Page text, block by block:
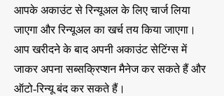
आपके अकाउंट से रिन्यूअल के लिए चार्ज लिया
जाएगा और रिन्यूअल का खर्च तय किया जाएगा।
आप खरीदने के बाद अपनी अकाउंट सेटिंग्स में
जाकर अपना सब्सक्रिप्शन मैनेज कर सकते हैं और
ऑटो-रिन्यू बंद कर सकते हैं।